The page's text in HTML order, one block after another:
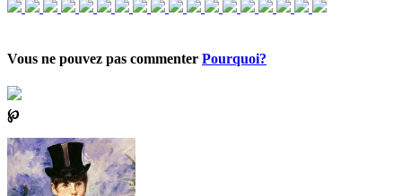
Vous ne pouvez pas commenter Pourquoi?
℘